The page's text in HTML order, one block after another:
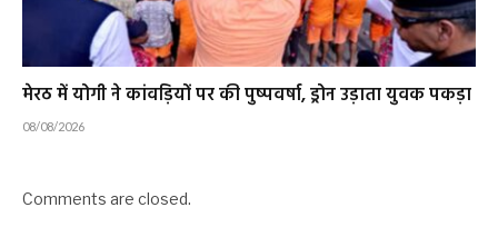
मेरठ में योगी ने कांवड़ियों पर की पुष्पवर्षा, ड्रोन उड़ाता युवक पकड़ा
08/08/2026
Comments are closed.